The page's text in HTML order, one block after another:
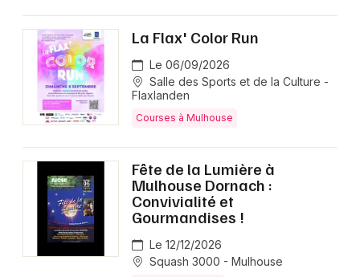
La Flax' Color Run
Le 06/09/2026
Salle des Sports et de la Culture -
Flaxlanden
Courses à Mulhouse
Fête de la Lumière à
Mulhouse Dornach :
Convivialité et
Gourmandises !
Le 12/12/2026
Squash 3000 - Mulhouse